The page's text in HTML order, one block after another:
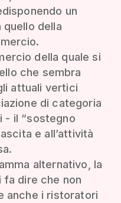
un
della
della quale si
che sembra
attuali vertici
di categoria
- il “sostegno
e all’attività
alternativo, la
fa dire che non
anche i ristoratori